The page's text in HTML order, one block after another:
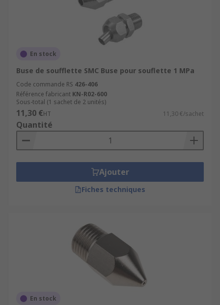
En stock
Buse de soufflette SMC Buse pour souflette 1 MPa
Code commande RS 426-406
Référence fabricant KN-R02-600
Sous-total (1 sachet de 2 unités)
11,30 €HT 11,30 €/sachet
Quantité
Ajouter
Fiches techniques
En stock